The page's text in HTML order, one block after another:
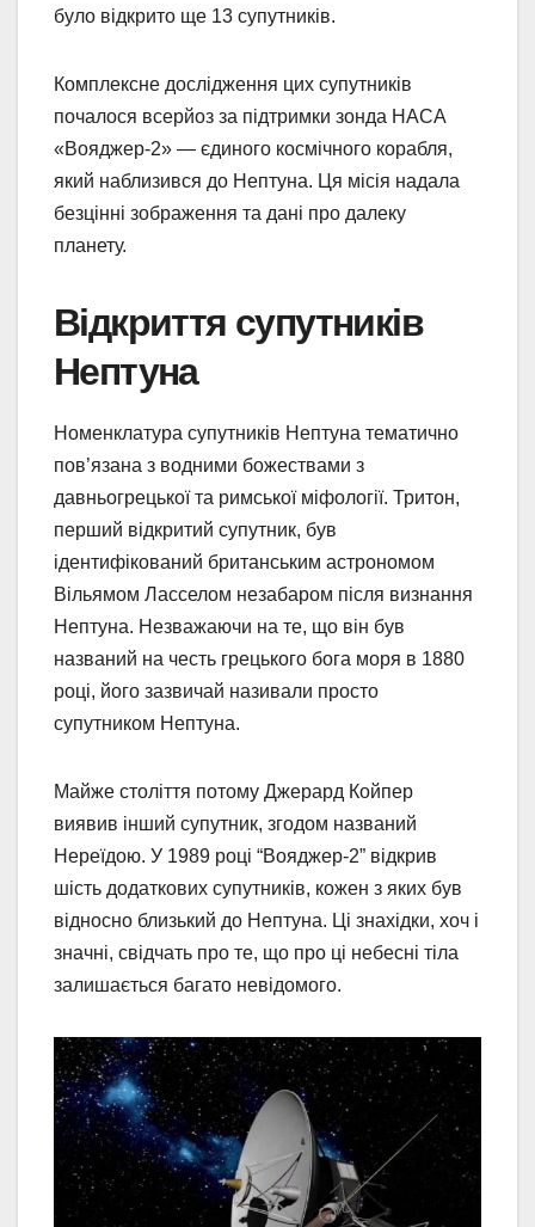
було відкрито ще 13 супутників.
Комплексне дослідження цих супутників
почалося всерйоз за підтримки зонда НАСА
«Вояджер-2» — єдиного космічного корабля,
який наблизився до Нептуна. Ця місія надала
безцінні зображення та дані про далеку
планету.
Відкриття супутників
Нептуна
Номенклатура супутників Нептуна тематично
пов’язана з водними божествами з
давньогрецької та римської міфології. Тритон,
перший відкритий супутник, був
ідентифікований британським астрономом
Вільямом Ласселом незабаром після визнання
Нептуна. Незважаючи на те, що він був
названий на честь грецького бога моря в 1880
році, його зазвичай називали просто
супутником Нептуна.
Майже століття потому Джерард Койпер
виявив інший супутник, згодом названий
Нереїдою. У 1989 році “Вояджер-2” відкрив
шість додаткових супутників, кожен з яких був
відносно близький до Нептуна. Ці знахідки, хоч і
значні, свідчать про те, що про ці небесні тіла
залишається багато невідомого.